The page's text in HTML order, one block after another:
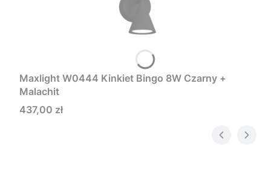
Maxlight W0444 Kinkiet Bingo 8W Czarny +
Malachit
Cena
437,00 zł